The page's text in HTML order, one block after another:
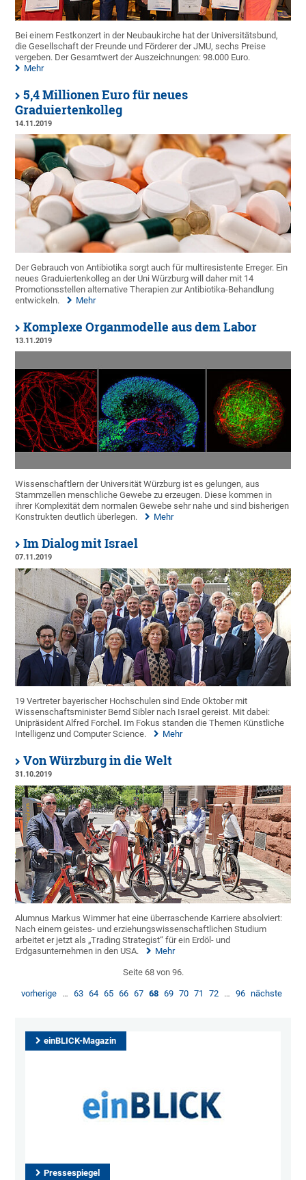
Bei einem Festkonzert in der Neubaukirche hat der Universitätsbund,
die Gesellschaft der Freunde und Förderer der JMU, sechs Preise
vergeben. Der Gesamtwert der Auszeichnungen: 98.000 Euro.
Mehr
5,4 Millionen Euro für neues
Graduiertenkolleg
14.11.2019
Der Gebrauch von Antibiotika sorgt auch für multiresistente Erreger. Ein
neues Graduiertenkolleg an der Uni Würzburg will daher mit 14
Promotionsstellen alternative Therapien zur Antibiotika-Behandlung
entwickeln.
Mehr
Komplexe Organmodelle aus dem Labor
13.11.2019
Wissenschaftlern der Universität Würzburg ist es gelungen, aus
Stammzellen menschliche Gewebe zu erzeugen. Diese kommen in
ihrer Komplexität dem normalen Gewebe sehr nahe und sind bisherigen
Konstrukten deutlich überlegen.
Mehr
Im Dialog mit Israel
07.11.2019
19 Vertreter bayerischer Hochschulen sind Ende Oktober mit
Wissenschaftsminister Bernd Sibler nach Israel gereist. Mit dabei:
Unipräsident Alfred Forchel. Im Fokus standen die Themen Künstliche
Intelligenz und Computer Science.
Mehr
Von Würzburg in die Welt
31.10.2019
Alumnus Markus Wimmer hat eine überraschende Karriere absolviert:
Nach einem geistes- und erziehungswissenschaftlichen Studium
arbeitet er jetzt als „Trading Strategist“ für ein Erdöl- und
Erdgasunternehmen in den USA.
Mehr
Seite 68 von 96.
vorherige … 63 64 65 66 67 68 69 70 71 72 … 96 nächste
einBLICK-Magazin
Pressespiegel